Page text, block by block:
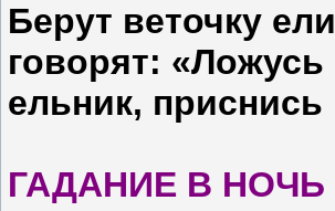
Берут веточку
говорят:
ельник,
ГАДАНИЕ В